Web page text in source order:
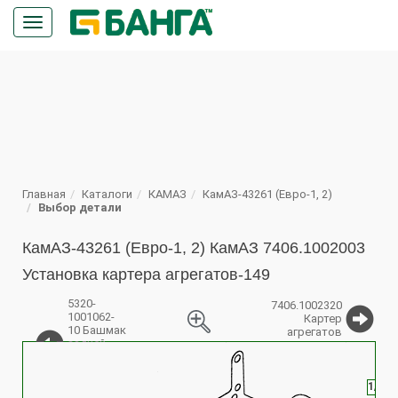
Кнопка
меню
Главная Каталоги КАМАЗ
КамАЗ-43261 (Евро-1, 2)
Выбор детали
КамАЗ-43261 (Евро-1, 2) КамАЗ 7406.1002003
Установка картера агрегатов-149
5320-
1001062-
10 Башмак
задней
%
7406.1002320
Картер
агрегатов
1/